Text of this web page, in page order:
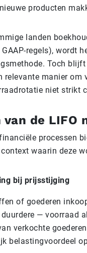
producten
landen
regels), wordt
Toch
relevante manier
niet strikt
van de LIFO
processen
waarin deze
bij prijsstijging
of goederen
— voorraad
verkochte
belastingvoordeel